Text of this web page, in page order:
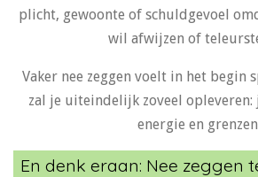
plicht, gewoonte of schuldgevoel
wil afwijzen of
Vaker nee zeggen voelt in het begin
zal je uiteindelijk zoveel
energie en
En denk eraan: Nee zeggen